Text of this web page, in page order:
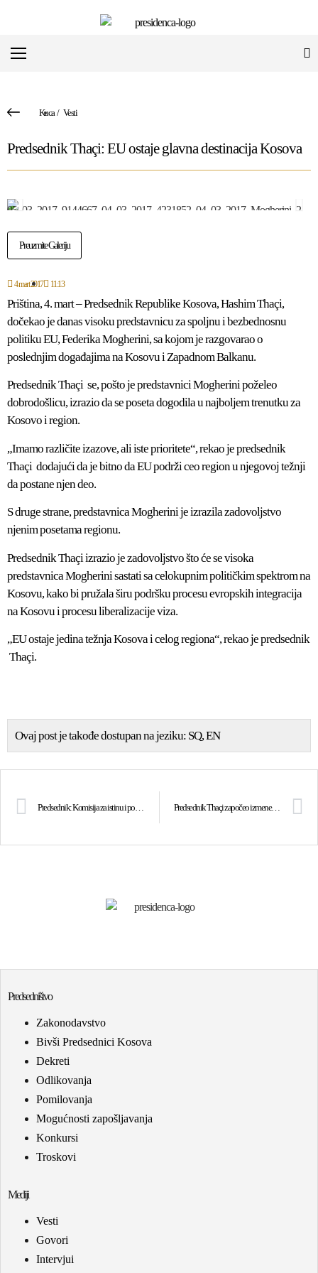
Kuca/ Vesti
Predsednik Thaçi: EU ostaje glavna destinacija Kosova
Preuzmite Galeriju
4 mart 2017 11:13
Priština, 4. mart – Predsednik Republike Kosova, Hashim Thaçi,
dočekao je danas visoku predstavnicu za spoljnu i bezbednosnu
politiku EU, Federika Mogherini, sa kojom je razgovarao o
poslednjim događajima na Kosovu i Zapadnom Balkanu.
Predsednik Thaçi se, pošto je predstavnici Mogherini poželeo
dobrodošlicu, izrazio da se poseta dogodila u najboljem trenutku za
Kosovo i region.
„Imamo različite izazove, ali iste prioritete“, rekao je predsednik
Thaçi dodajući da je bitno da EU podrži ceo region u njegovoj težnji
da postane njen deo.
S druge strane, predstavnica Mogherini je izrazila zadovoljstvo
njenim posetama regionu.
Predsednik Thaçi izrazio je zadovoljstvo što će se visoka
predstavnica Mogherini sastati sa celokupnim političkim spektrom na
Kosovu, kako bi pružala širu podršku procesu evropskih integracija
na Kosovu i procesu liberalizacije viza.
„EU ostaje jedina težnja Kosova i celog regiona“, rekao je predsednik
Thaçi.
Ovaj post je takođe dostupan na jeziku: SQ EN
Predsednik: Komisija za istinu i pomirenje će biti nezavisna, nepristrasna i sveobuhvatna Predsednik Thaçi započeo izmene zakona o BSK-u, Vojska Kosova postaje stvarnost
Predsedništvo
Zakonodavstvo
Bivši Predsednici Kosova
Dekreti
Odlikovanja
Pomilovanja
Mogućnosti zapošljavanja
Konkursi
Troskovi
Mediji
Vesti
Govori
Intervjui